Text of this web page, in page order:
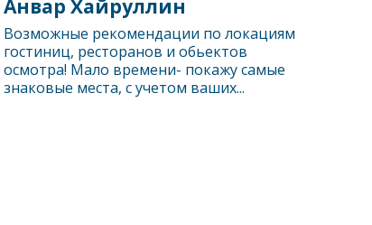
Анвар Хайруллин
Возможные рекомендации по локациям
гостиниц, ресторанов и обьектов
осмотра! Мало времени- покажу самые
знаковые места, с учетом ваших...